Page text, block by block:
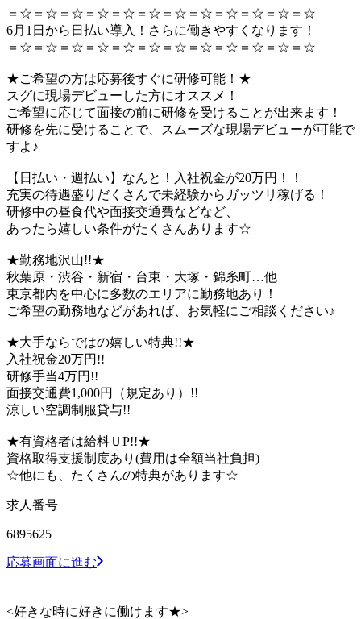
＝☆＝☆＝☆＝☆＝☆＝☆＝☆＝☆＝☆＝☆＝☆＝☆
6月1日から日払い導入！さらに働きやすくなります！
＝☆＝☆＝☆＝☆＝☆＝☆＝☆＝☆＝☆＝☆＝☆＝☆
★ご希望の方は応募後すぐに研修可能！★
スグに現場デビューした方にオススメ！
ご希望に応じて面接の前に研修を受けることが出来ます！
研修を先に受けることで、スムーズな現場デビューが可能で
すよ♪
【日払い・週払い】なんと！入社祝金が20万円！！
充実の待遇盛りだくさんで未経験からガッツリ稼げる！
研修中の昼食代や面接交通費などなど、
あったら嬉しい条件がたくさんあります☆
★勤務地沢山!!★
秋葉原・渋谷・新宿・台東・大塚・錦糸町…他
東京都内を中心に多数のエリアに勤務地あり！
ご希望の勤務地などがあれば、お気軽にご相談ください♪
★大手ならではの嬉しい特典!!★
入社祝金20万円!!
研修手当4万円!!
面接交通費1,000円（規定あり）!!
涼しい空調制服貸与!!
★有資格者は給料ＵP!!★
資格取得支援制度あり(費用は全額当社負担)
☆他にも、たくさんの特典があります☆
求人番号
6895625
応募画面に進む
<好きな時に好きに働けます★>